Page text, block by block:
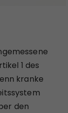
1 des
kranke
den